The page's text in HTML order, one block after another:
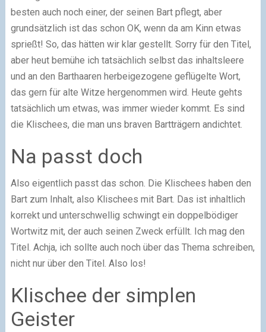
besten auch noch einer, der seinen Bart pflegt, aber
grundsätzlich ist das schon OK, wenn da am Kinn etwas
sprießt! So, das hätten wir klar gestellt. Sorry für den Titel,
aber heut bemühe ich tatsächlich selbst das inhaltsleere
und an den Barthaaren herbeigezogene geflügelte Wort,
das gern für alte Witze hergenommen wird. Heute gehts
tatsächlich um etwas, was immer wieder kommt. Es sind
die Klischees, die man uns braven Bartträgern andichtet.
Na passt doch
Also eigentlich passt das schon. Die Klischees haben den
Bart zum Inhalt, also Klischees mit Bart. Das ist inhaltlich
korrekt und unterschwellig schwingt ein doppelbödiger
Wortwitz mit, der auch seinen Zweck erfüllt. Ich mag den
Titel. Achja, ich sollte auch noch über das Thema schreiben,
nicht nur über den Titel. Also los!
Klischee der simplen
Geister